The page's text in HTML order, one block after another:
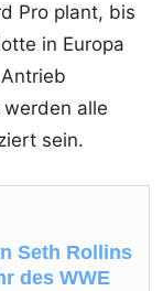
Pro plant, bis
in Europa
alle
sein.
Seth Rollins
des WWE